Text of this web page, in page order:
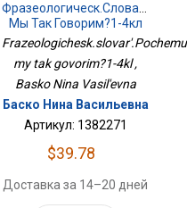
Мы Так Говорим?1-4кл
Frazeologichesk.slovar'.Pochemu
my tak govorim?1-4kl ,
Basko Nina Vasil'evna
Баско Нина Васильевна
Артикул: 1382271
$39.78
Доставка за 14–20 дней